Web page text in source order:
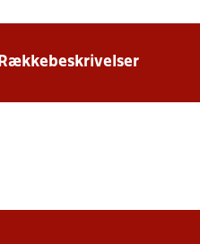
Rækkebeskrivelser